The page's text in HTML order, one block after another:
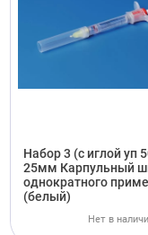
Набор 3 (с иглой уп
25мм Карпульный
однократного
(белый)
Нет в